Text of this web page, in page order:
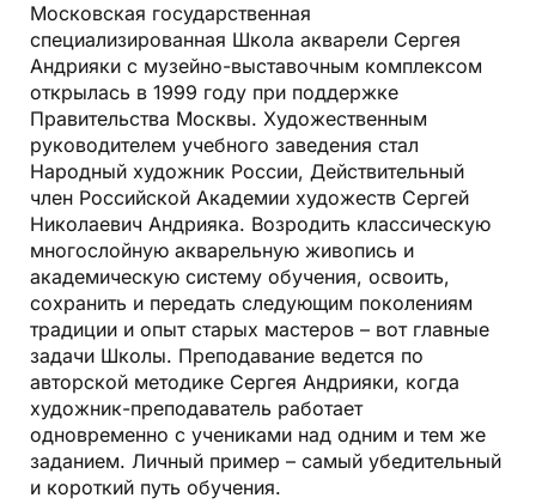
Московская государственная
специализированная Школа акварели Сергея
Андрияки с музейно-выставочным комплексом
открылась в 1999 году при поддержке
Правительства Москвы. Художественным
руководителем учебного заведения стал
Народный художник России, Действительный
член Российской Академии художеств Сергей
Николаевич Андрияка. Возродить классическую
многослойную акварельную живопись и
академическую систему обучения, освоить,
сохранить и передать следующим поколениям
традиции и опыт старых мастеров – вот главные
задачи Школы. Преподавание ведется по
авторской методике Сергея Андрияки, когда
художник-преподаватель работает
одновременно с учениками над одним и тем же
заданием. Личный пример – самый убедительный
и короткий путь обучения.